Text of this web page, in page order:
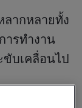
ากหลายทั้ง
ารทำงาน
บเคลื่อนไป